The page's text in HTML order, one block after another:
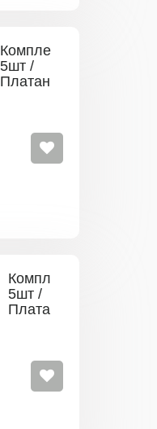
Комплект
5шт /
Платан
Комплект
5шт /
Платан